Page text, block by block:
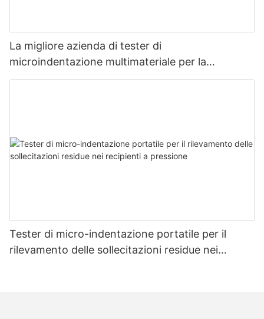
La migliore azienda di tester di
microindentazione multimateriale per la
misurazione della resistenza e dello stress -
Tester di micro-indentazione portatile per il
rilevamento delle sollecitazioni residue nei